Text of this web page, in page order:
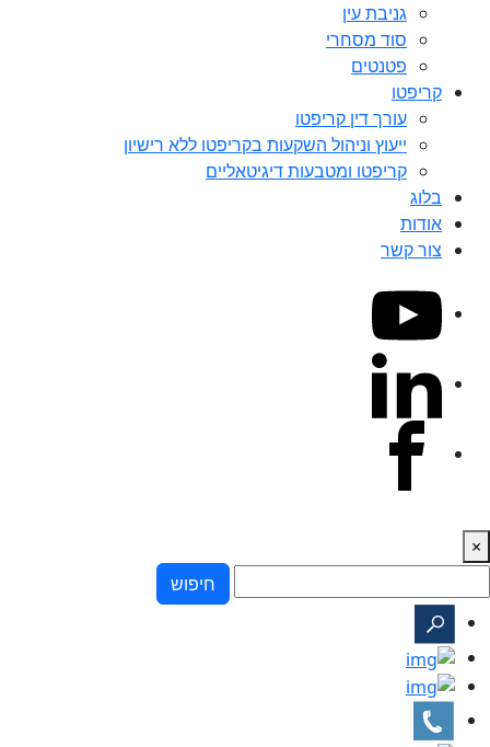
גניבת עין
סוד מסחרי
פטנטים
קריפטו
עורך דין קריפטו
ייעוץ וניהול השקעות בקריפטו ללא רישיון
קריפטו ומטבעות דיגיטאליים
בלוג
אודות
צור קשר
×
חיפוש